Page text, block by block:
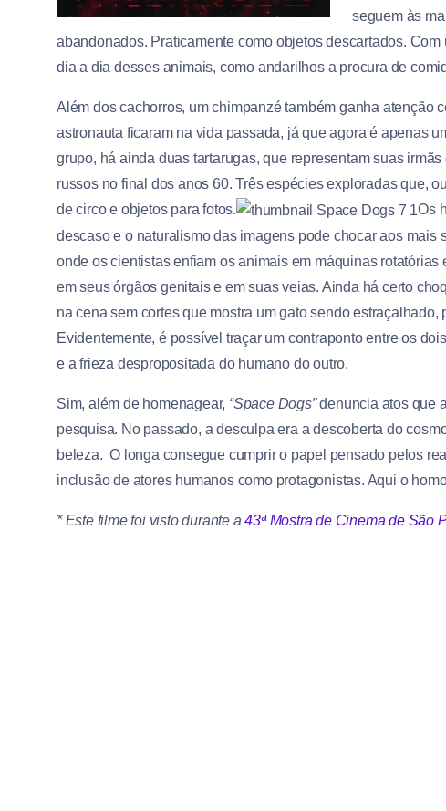
seguem às
abandonados. Praticamente como objetos descartados. Com
dia a dia desses animais, como andarilhos a procura de
Além dos cachorros, um chimpanzé também ganha atenção
astronauta ficaram na vida passada, já que agora é apenas
grupo, há ainda duas tartarugas, que representam suas
russos no final dos anos 60. Três espécies exploradas que,
de circo e objetos para fotos.
Os
descaso e o naturalismo das imagens pode chocar aos
onde os cientistas enfiam os animais em máquinas
em seus órgãos genitais e em suas veias. Ainda há certo
na cena sem cortes que mostra um gato sendo
Evidentemente, é possível traçar um contraponto entre os
e a frieza despropositada do humano do outro.
Sim, além de homenagear, “Space Dogs”denuncia atos que
pesquisa. No passado, a desculpa era a descoberta do
beleza. O longa consegue cumprir o papel pensado pelos
inclusão de atores humanos como protagonistas. Aqui o
* Este filme foi visto durante a43ª Mostra de Cinema de São